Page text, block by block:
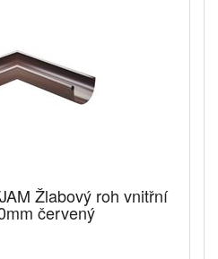
Žlabový roh vnitřní
červený